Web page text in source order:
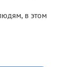
в этом